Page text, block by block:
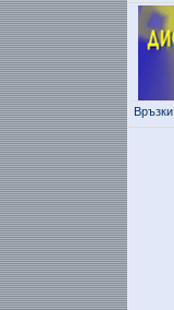
Връзки